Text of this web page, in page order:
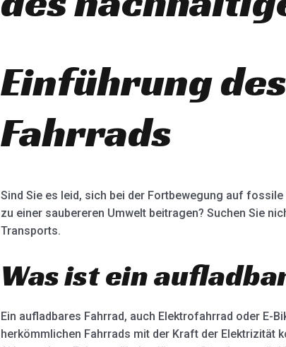
Einführung
Fahrrads
Sind Sie es leid, sich bei der Fortbewegung auf
zu einer saubereren Umwelt beitragen? Suchen Sie
Transports.
Was ist ein
Ein aufladbares Fahrrad, auch Elektrofahrrad oder E-
herkömmlichen Fahrrads mit der Kraft der Elektrizität